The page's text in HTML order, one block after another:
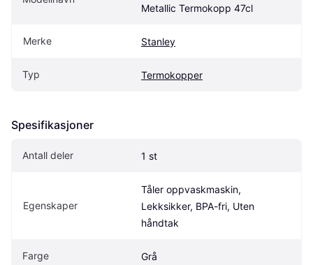
Metallic Termokopp 47cl
Merke Stanley
Typ Termokopper
Spesifikasjoner
Antall deler 1 st
Egenskaper
Tåler oppvaskmaskin,
Lekksikker, BPA-fri, Uten
håndtak
Farge Grå